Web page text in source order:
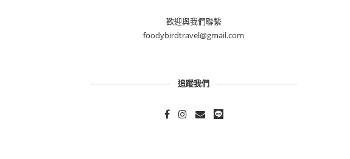
歡迎與我們聯繫
foodybirdtravel@gmail.com
追蹤我們